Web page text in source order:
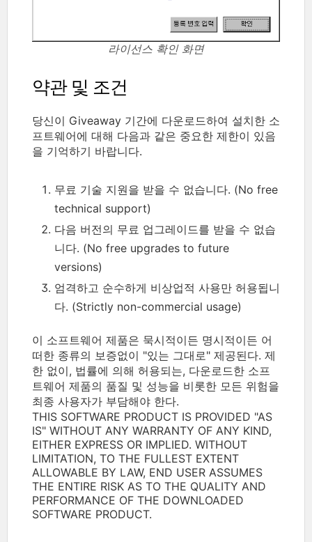
라이선스 확인 화면
약관 및 조건
당신이 Giveaway 기간에 다운로드하여 설치한 소
프트웨어에 대해 다음과 같은 중요한 제한이 있음
을 기억하기 바랍니다.
무료 기술 지원을 받을 수 없습니다. (No free
technical support)
다음 버전의 무료 업그레이드를 받을 수 없습
니다. (No free upgrades to future
versions)
엄격하고 순수하게 비상업적 사용만 허용됩니
다. (Strictly non-commercial usage)
이 소프트웨어 제품은 묵시적이든 명시적이든 어
떠한 종류의 보증없이 "있는 그대로" 제공된다. 제
한 없이, 법률에 의해 허용되는, 다운로드한 소프
트웨어 제품의 품질 및 성능을 비롯한 모든 위험을
최종 사용자가 부담해야 한다.
THIS SOFTWARE PRODUCT IS PROVIDED "AS
IS" WITHOUT ANY WARRANTY OF ANY KIND,
EITHER EXPRESS OR IMPLIED. WITHOUT
LIMITATION, TO THE FULLEST EXTENT
ALLOWABLE BY LAW, END USER ASSUMES
THE ENTIRE RISK AS TO THE QUALITY AND
PERFORMANCE OF THE DOWNLOADED
SOFTWARE PRODUCT.